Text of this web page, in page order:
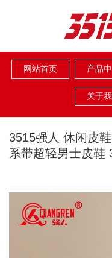
网站首页 产品
关于
3515强人 休闲皮
系带超轻男士皮鞋